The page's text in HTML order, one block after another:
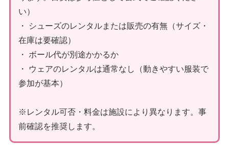
い）
・ シューズのレンタルまたは販売の有無（サイズ・
在庫は要確認）
・ ボール代が別途かかるか
・ ウェアのレンタルは通常なし（動きやすい服装で
参加が基本）
※レンタル可否・料金は施設により異なります。事
前確認を推奨します。